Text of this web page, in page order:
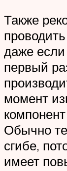
Также
даже если
первый
момент
Обычно
сгибе,
имеет